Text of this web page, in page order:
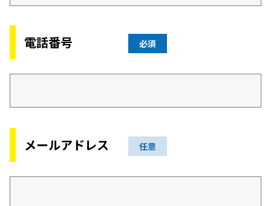
電話番号 必須
メールアドレス 任意